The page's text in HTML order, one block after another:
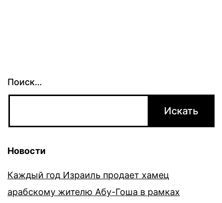
Поиск…
Новости
Каждый год Израиль продает хамец
арабскому жителю Абу-Гоша в рамках